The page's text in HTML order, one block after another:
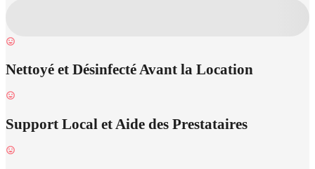
Nettoyé et Désinfecté Avant la Location
Support Local et Aide des Prestataires